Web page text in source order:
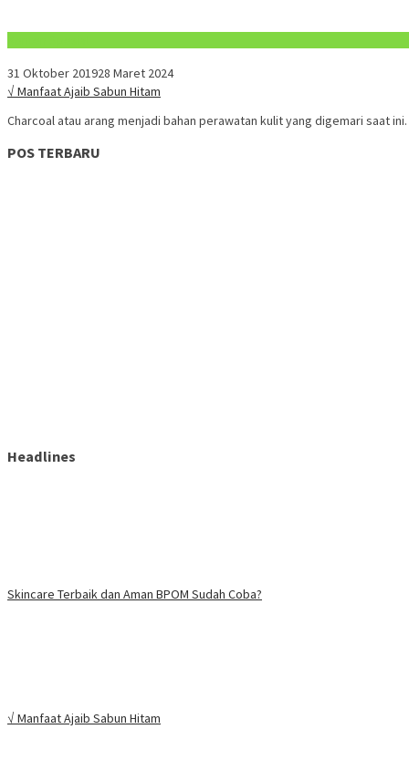
31 Oktober 201928 Maret 2024
√ Manfaat Ajaib Sabun Hitam
Charcoal atau arang menjadi bahan perawatan kulit yang digemari saat
POS TERBARU
Headlines
Skincare Terbaik dan Aman BPOM Sudah Coba?
√ Manfaat Ajaib Sabun Hitam